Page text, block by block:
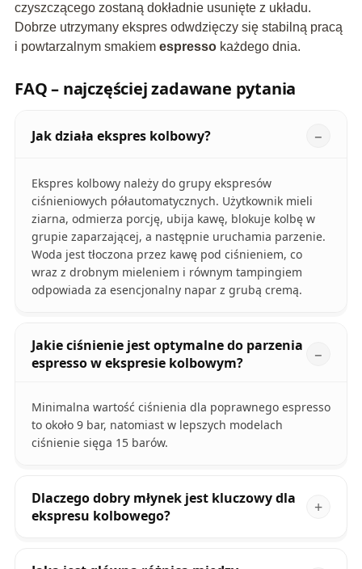
czyszczącego zostaną dokładnie usunięte z układu.
Dobrze utrzymany ekspres odwdzięczy się stabilną pracą
i powtarzalnym smakiem espressokażdego dnia.
FAQ – najczęściej zadawane pytania
Jak działa ekspres kolbowy?
Ekspres kolbowy należy do grupy ekspresów
ciśnieniowych półautomatycznych. Użytkownik mieli
ziarna, odmierza porcję, ubija kawę, blokuje kolbę w
grupie zaparzającej, a następnie uruchamia parzenie.
Woda jest tłoczona przez kawę pod ciśnieniem, co
wraz z drobnym mieleniem i równym tampingiem
odpowiada za esencjonalny napar z grubą cremą.
Jakie ciśnienie jest optymalne do parzenia
espresso w ekspresie kolbowym?
Minimalna wartość ciśnienia dla poprawnego espresso
to około 9 bar, natomiast w lepszych modelach
ciśnienie sięga 15 barów.
Dlaczego dobry młynek jest kluczowy dla
ekspresu kolbowego?